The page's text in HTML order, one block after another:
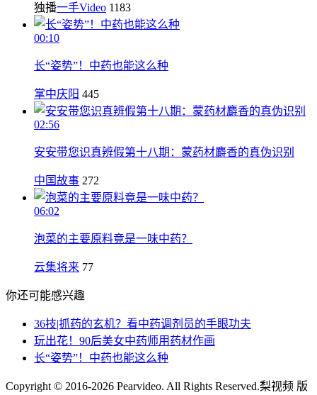
独播一手Video 1183
00:10
长“姿势”！中药也能这么种
掌中庆阳 445
02:56
安安带您识真辨假第十八期：蒙药材麝香的真伪识别
中国故事 272
06:02
泡菜的主要原料竟是一味中药？
云集将来 77
你还可能感兴趣
36技|抓药的玄机？看中药调剂员的手眼功夫
玩出花！90后美女中药师用药材作画
长“姿势”！中药也能这么种
Copyright © 2016-2026 Pearvideo. All Rights Reserved.梨视频 版